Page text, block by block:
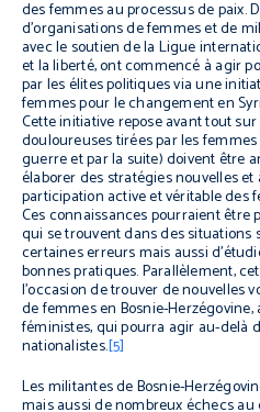
des femmes au processus de paix.
d'organisations de femmes et de
avec le soutien de la Ligue
et la liberté, ont commencé à agir
par les élites politiques via une
femmes pour le changement en
Cette initiative repose avant tout
douloureuses tirées par les
guerre et par la suite) doivent être
élaborer des stratégies nouvelles
participation active et véritable des
Ces connaissances pourraient être
qui se trouvent dans des situations
certaines erreurs mais aussi
bonnes pratiques. Parallèlement,
l’occasion de trouver de nouvelles
de femmes en Bosnie-
féministes, qui pourra agir au-delà
nationalistes.[5]
Les militantes de Bosnie-
mais aussi de nombreux échecs